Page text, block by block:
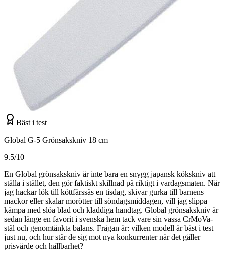
Bäst i test
Global G-5 Grönsakskniv 18 cm
9.5/10
En Global grönsakskniv är inte bara en snygg japansk kökskniv att
ställa i stället, den gör faktiskt skillnad på riktigt i vardagsmaten. När
jag hackar lök till köttfärssås en tisdag, skivar gurka till barnens
mackor eller skalar morötter till söndagsmiddagen, vill jag slippa
kämpa med slöa blad och kladdiga handtag. Global grönsakskniv är
sedan länge en favorit i svenska hem tack vare sin vassa CrMoVa-
stål och genomtänkta balans. Frågan är: vilken modell är bäst i test
just nu, och hur står de sig mot nya konkurrenter när det gäller
prisvärde och hållbarhet?